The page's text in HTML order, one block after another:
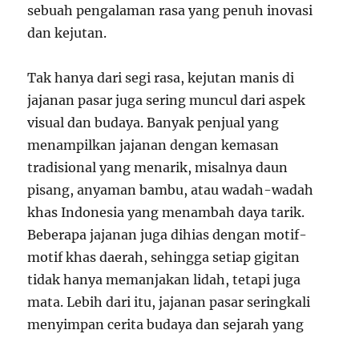
sebuah pengalaman rasa yang penuh inovasi
dan kejutan.
Tak hanya dari segi rasa, kejutan manis di
jajanan pasar juga sering muncul dari aspek
visual dan budaya. Banyak penjual yang
menampilkan jajanan dengan kemasan
tradisional yang menarik, misalnya daun
pisang, anyaman bambu, atau wadah-wadah
khas Indonesia yang menambah daya tarik.
Beberapa jajanan juga dihias dengan motif-
motif khas daerah, sehingga setiap gigitan
tidak hanya memanjakan lidah, tetapi juga
mata. Lebih dari itu, jajanan pasar seringkali
menyimpan cerita budaya dan sejarah yang